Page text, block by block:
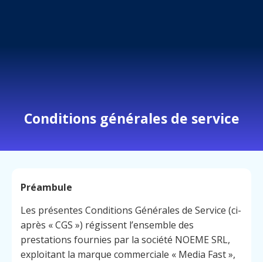
Conditions générales de service
Préambule
Les présentes Conditions Générales de Service (ci-
après « CGS ») régissent l’ensemble des
prestations fournies par la société NOEME SRL,
exploitant la marque commerciale « Media Fast »,